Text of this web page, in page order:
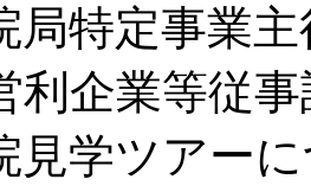
局特定事業
利企業等従
見学ツアー